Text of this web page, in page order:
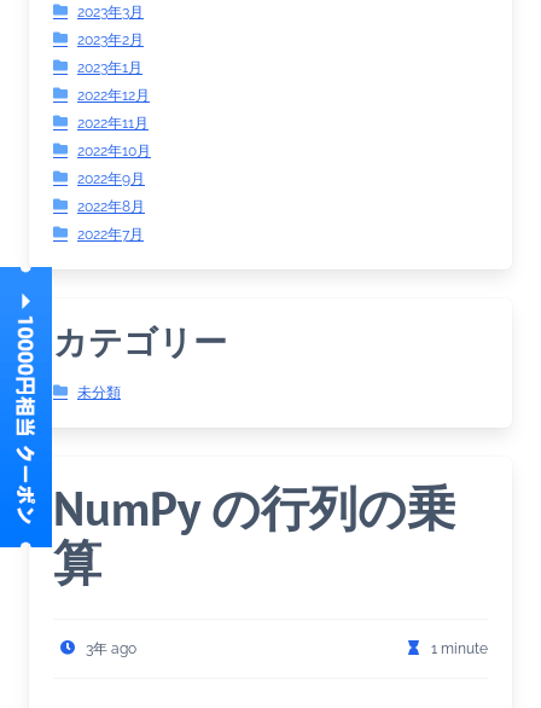
2023年3月
2023年2月
2023年1月
2022年12月
2022年11月
2022年10月
2022年9月
2022年8月
2022年7月
カテゴリー
未分類
NumPy の行列の乗
算
3年 ago 1 minute